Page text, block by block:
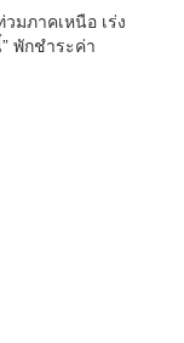
มภาคเหนือ เร่ง
พักชำระค่า